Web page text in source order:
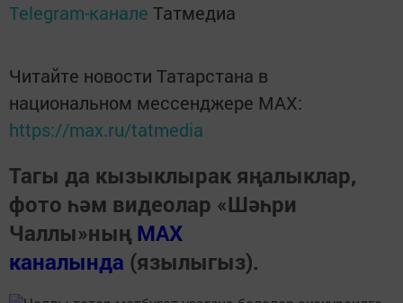
Telegram-канале Татмедиа
Читайте новости Татарстана в
национальном мессенджере MАХ:
https://max.ru/tatmedia
Тагы да кызыклырак яңалыклар,
фото һәм видеолар «Шәһри
Чаллы»ның MAX
каналында (язылыгыз).